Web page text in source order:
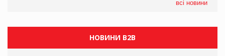
всі новини
НОВИНИ B2B